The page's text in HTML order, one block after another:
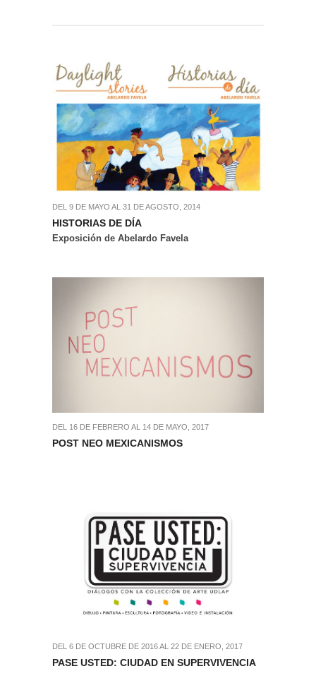
DEL 9 DE MAYO AL 31 DE AGOSTO, 2014
HISTORIAS DE DÍA
Exposición de Abelardo Favela
DEL 16 DE FEBRERO AL 14 DE MAYO, 2017
POST NEO MEXICANISMOS
DEL 6 DE OCTUBRE DE 2016 AL 22 DE ENERO, 2017
PASE USTED: CIUDAD EN SUPERVIVENCIA